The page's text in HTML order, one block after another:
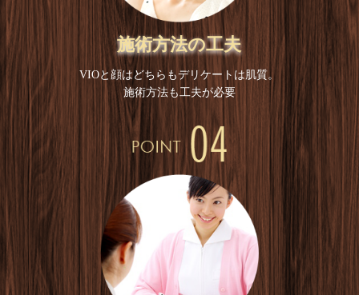
施術方法の工夫
VIOと顔はどちらもデリケートは肌質。
施術方法も工夫が必要